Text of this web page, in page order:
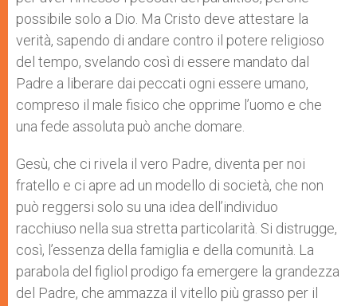
possibile solo a Dio. Ma Cristo deve attestare la
verità, sapendo di andare contro il potere religioso
del tempo, svelando così di essere mandato dal
Padre a liberare dai peccati ogni essere umano,
compreso il male fisico che opprime l’uomo e che
una fede assoluta può anche domare.
Gesù, che ci rivela il vero Padre, diventa per noi
fratello e ci apre ad un modello di società, che non
può reggersi solo su una idea dell’individuo
racchiuso nella sua stretta particolarità. Si distrugge,
così, l’essenza della famiglia e della comunità. La
parabola del figliol prodigo fa emergere la grandezza
del Padre, che ammazza il vitello più grasso per il